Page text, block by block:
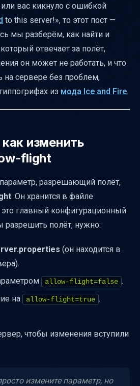
на гиппогрифах после
flight
игре полёт доступен
а в Survival — нет
локальный сервер не
изменения eula=true
сервера
временный полёт без
параметров и их
server.properties для
почему кикает за Fly
для администраторов
или вас кикнуло с ошибкой
to this server!», то этот пост —
мы разберём, как найти и
отвечает за полёт,
он может не работать, и что
на сервере без проблем,
из мода Ice and Fire.
изменить
flight
разрешающий полёт,
. Он хранится в файле
главный конфигурационный
разрешить полёт, нужно:
(он находится в
allow-flight=false .
на
allow-flight=true .
чтобы изменения вступили
измените параметр, но